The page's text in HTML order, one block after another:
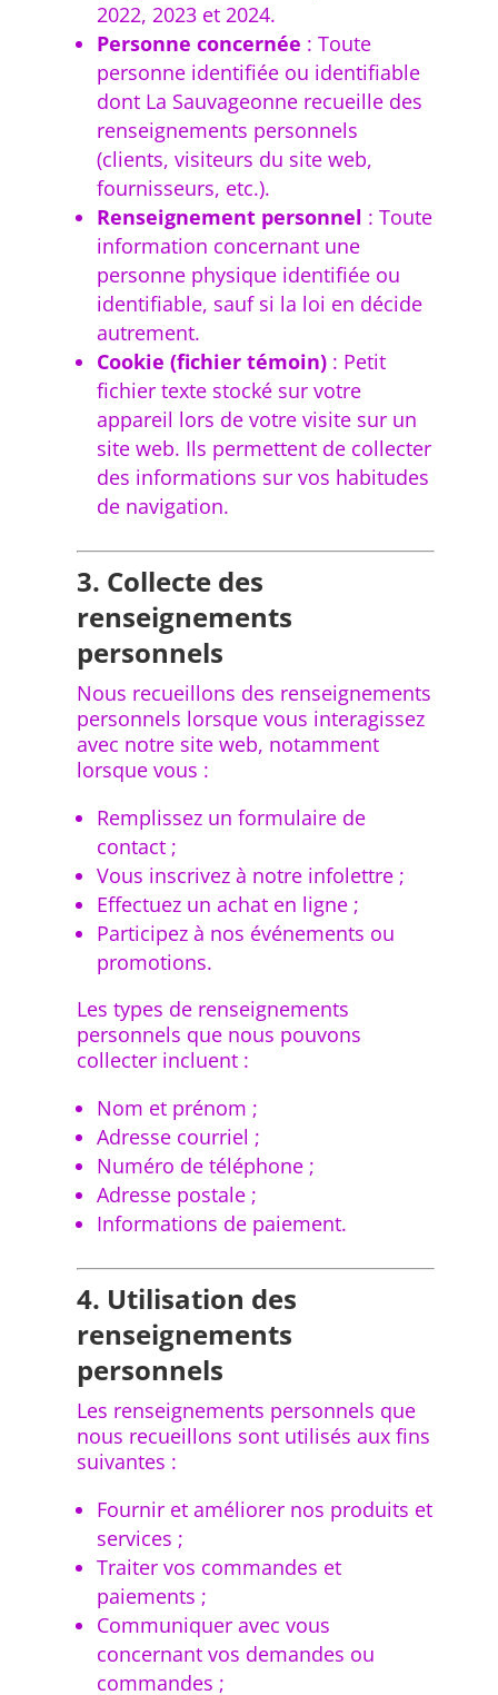
2022, 2023 et 2024.
Personne concernée : Toute
personne identifiée ou identifiable
dont La Sauvageonne recueille des
renseignements personnels
(clients, visiteurs du site web,
fournisseurs, etc.).
Renseignement personnel : Toute
information concernant une
personne physique identifiée ou
identifiable, sauf si la loi en décide
autrement.
Cookie (fichier témoin): Petit
fichier texte stocké sur votre
appareil lors de votre visite sur un
site web. Ils permettent de collecter
des informations sur vos habitudes
de navigation.
3. Collecte des
renseignements
personnels
Nous recueillons des renseignements
personnels lorsque vous interagissez
avec notre site web, notamment
lorsque vous :
Remplissez un formulaire de
contact ;
Vous inscrivez à notre infolettre ;
Effectuez un achat en ligne ;
Participez à nos événements ou
promotions.
Les types de renseignements
personnels que nous pouvons
collecter incluent :
Nom et prénom ;
Adresse courriel ;
Numéro de téléphone ;
Adresse postale ;
Informations de paiement.
4. Utilisation des
renseignements
personnels
Les renseignements personnels que
nous recueillons sont utilisés aux fins
suivantes :
Fournir et améliorer nos produits et
services ;
Traiter vos commandes et
paiements ;
Communiquer avec vous
concernant vos demandes ou
commandes ;